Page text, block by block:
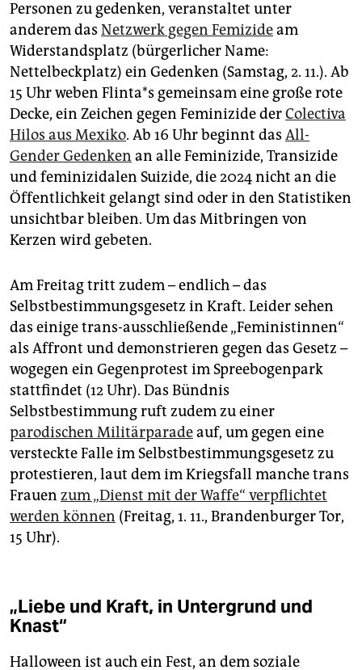
Personen zu gedenken, veranstaltet unter
anderem das Netzwerk gegen Femizideam
Widerstandsplatz (bürgerlicher Name:
Nettelbeckplatz) ein Gedenken (Samstag, 2. 11.). Ab
15 Uhr weben Flin­ta*s gemeinsam eine große rote
Decke, ein Zeichen gegen Feminizide derColectiva
Hilos aus Mexiko. Ab 16 Uhr beginnt das All-
Gender Gedenken an alle Feminizide, Transizide
und feminizidalen Suizide, die 2024 nicht an die
Öffentlichkeit gelangt sind oder in den Statistiken
unsichtbar bleiben. Um das Mitbringen von
Kerzen wird gebeten.
Am Freitag tritt zudem – endlich – das
Selbstbestimmungsgesetz in Kraft. Leider sehen
das einige trans-ausschließende „Feministinnen“
als Affront und demonstrieren gegen das Gesetz –
wogegen ein Gegenprotest im Spreebogenpark
stattfindet (12 Uhr). Das Bündnis
Selbstbestimmung ruft zudem zu einer
parodischen Militärparadeauf, um gegen eine
versteckte Falle im Selbstbestimmungsgesetz zu
protestieren, laut dem im Kriegsfall manche trans
Frauen zum „Dienst mit der Waffe“ verpflichtet
werden können (Freitag, 1. 11., Brandenburger Tor,
15 Uhr).
„Liebe und Kraft, in Untergrund und
Knast“
Halloween ist auch ein Fest, an dem soziale